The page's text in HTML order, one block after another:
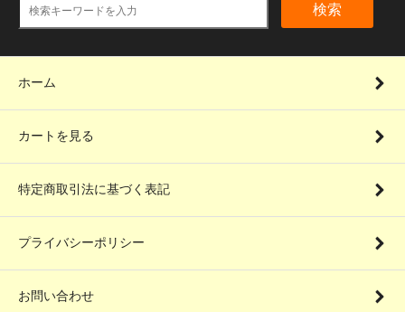
検索
ホーム
カートを見る
特定商取引法に基づく表記
プライバシーポリシー
お問い合わせ